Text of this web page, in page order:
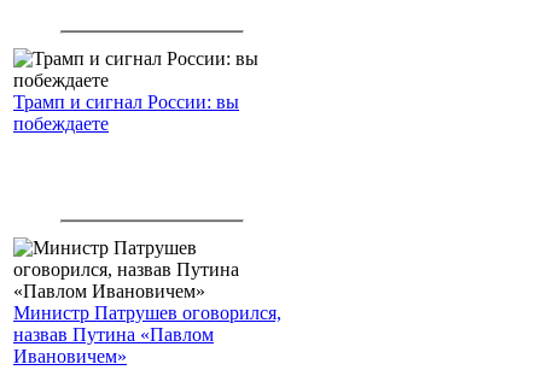
Трамп и сигнал России: вы
побеждаете
Министр Патрушев оговорился,
назвав Путина «Павлом
Ивановичем»